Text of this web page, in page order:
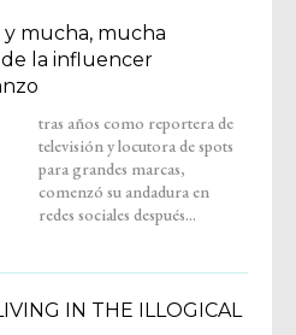
mucha, mucha
la influencer
redes sociales después...
IN THE ILLOGICAL